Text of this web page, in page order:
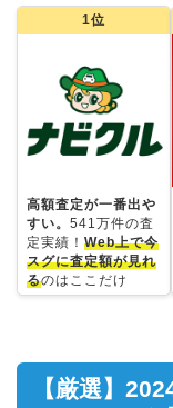
1位
高額査定が一番出や
すい。 541万件の査
定実績！ Web上で今
スグに査定額が見れ
るのはここだけ
【厳選】